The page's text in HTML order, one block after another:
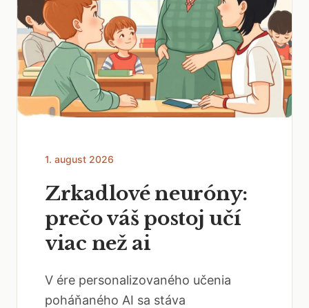
1. august 2026
Zrkadlové neuróny:
prečo váš postoj učí
viac než ai
V ére personalizovaného učenia
poháňaného AI sa stáva